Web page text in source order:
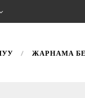
ЖАРНАМА